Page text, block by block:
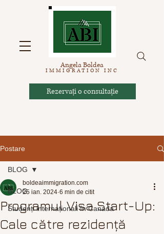
Rezervați o consultație
Angela Boldea
IMM IGRATION INC
Postare
BLOG
Studenți internaționali în Canada
BLOG
Programul Visa Start-Up:
Cale către rezidență
boldeaimmigration.com
25 ian. 2024 6 min de citit